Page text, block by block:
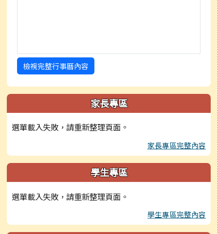
檢視完整行事曆內容
家長專區
選單載入失敗，請重新整理頁面。
家長專區完整內容
學生專區
選單載入失敗，請重新整理頁面。
學生專區完整內容